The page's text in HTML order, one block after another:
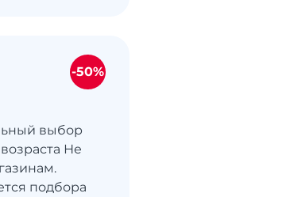
выбор
Не
подбора
-50%